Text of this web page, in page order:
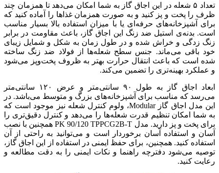
تعداد ۵ شعله در این اجاق گاز به شما امکان می‌دهد تا همزمان چند
ظرف را پخت و پز کنید و به صورت همزمان غذاها را آماده کنید که
برای آشپزخانه‌های حرفه‌ای یا با میزان استفاده بالا بسیار مناسب
است. بدنه‌ی استیل ضد زنگ این اجاق گاز، باعث مقاومت در برابر
زنگ زدگی و خراش شده و در طول زمان به شکل و شمایل زیبای
خود باقی می‌ماند. جنس سطح شعله‌ها از فولاد ضد زنگ ساخته
شده است که باعث انتقال حرارت بهتر به ظروف پخت‌وپز می‌شود
و عملکرد بهینه‌تری را تضمین می‌کند.
ابعاد اجاق گاز به طول ۹۰ سانتی‌متر و عرض ۱۲۰ سانتی‌متر
می‌رسد که مناسب برای آشپزخانه‌های بزرگ و متوسط می‌باشد. در
این مدل اجاق گاز Modular، ولوم کنترل شعله نیز موجود است که
به شما امکان تنظیم قدرت شعله‌ها را می‌دهد و کنترل دقیق‌تری را
برای پخت و پز دارید. مدل PK 90/120 TPPCG2B-T همچنین با نصب
آسان و استفاده آسان برخوردار است و می‌توانید به راحتی از آن
استفاده کنید. همچنین، برای حفظ ایمنی در استفاده از این اجاق گاز،
توصیه می‌شود دفترچه راهنما و نکات ایمنی را به دقت مطالعه و
رعایت کنید.